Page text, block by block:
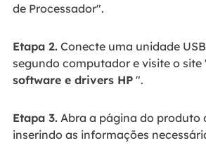
de Processador".
Etapa 2.Conecte uma unidade
segundo computador e visite o site
software e drivers HP".
Etapa 3.Abra a página do produto
inserindo as informações